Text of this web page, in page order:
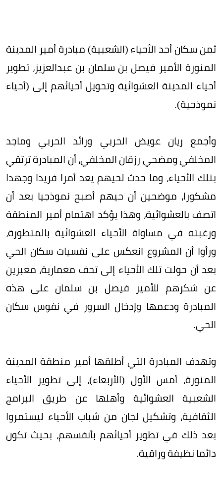
ثمن سكان أحد الأحياء (الشعبية) مبادرة أمير المدينة
المنورة الأمير فيصل بن سلمان بن عبدالعزيز، تطوير
أحياء المدينة العشوائية وتحويل أحيائهم إلى (أحياء
نموذجية).
وأجمع ريان عويض الحربي ورائد الحربي وماجد
المخلفي ومضحي رزقان المخلفي، أن المبادرة ترتقي
بتلك الأحياء، وما حدث لحيهم يعد أمرا فريدا وجهدا
مشكورا، موضحين أن حيهم أصبح نموذجيا بعد أن
اتصف بالعشوائية، وهذا يؤكد اهتمام أمير المنطقة
ورغبته في مساواة الأحياء العشوائية بالمتطورة،
ورأوا أن المشروع انعكس على نفسيات سكان الحي
بعد أن حولت تلك الأحياء إلى تحف معمارية، معبرين
عن شكرهم للأمير فيصل بن سلمان على هذه
المبادرة ودعمها وإدخال السرور في نفوس سكان
الحي.
وتهدف المبادرة التي أطلقها أمير منطقة المدينة
المنورة، أمس الأول (الأربعاء)، إلى تطوير الأحياء
الشعبية العشوائية وأهلها عن طريق البرامج
الثقافية، وتشكيل لجان من شباب الأحياء ليستمروا
بعد ذلك في تطوير أحيائهم بأنفسهم، بحيث تكون
دائما نظيفة وراقية.